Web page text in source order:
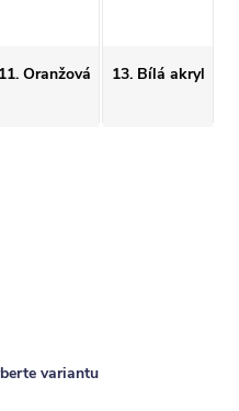
11. Oranžová 13. Bílá akryl
variantu